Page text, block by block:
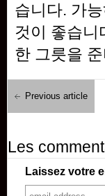
습니다. 가
것이 좋습니
한 그릇을
Previous article
Les
Laissez votre